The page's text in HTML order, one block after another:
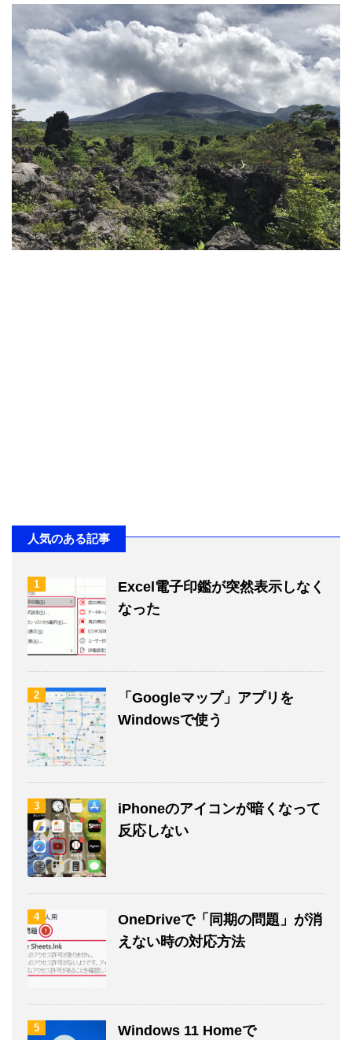
人気のある記事
1
Excel電子印鑑が突然表示しなく
なった
2
「Googleマップ」アプリを
Windowsで使う
3
iPhoneのアイコンが暗くなって
反応しない
4
OneDriveで「同期の問題」が消
えない時の対応方法
5
Windows 11 Homeで